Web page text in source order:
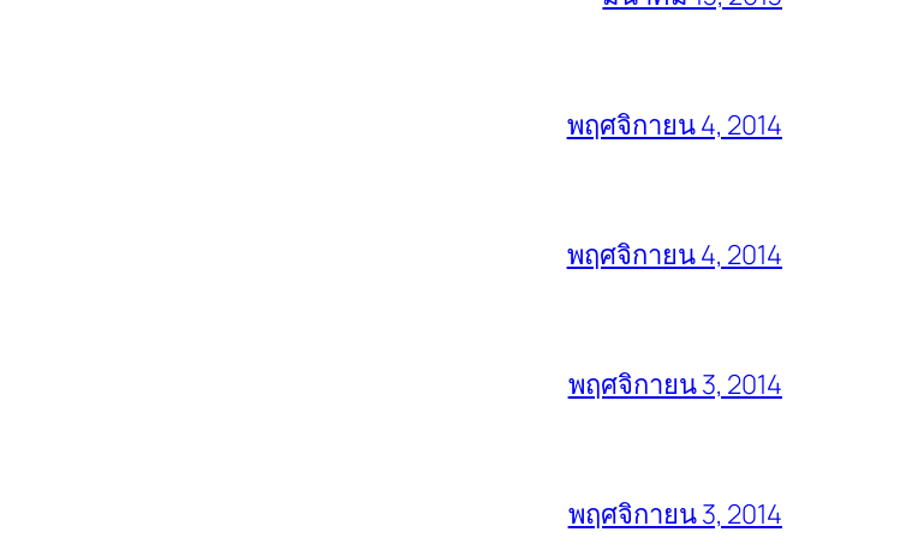
พฤศจิกายน 4, 2014
พฤศจิกายน 4, 2014
พฤศจิกายน 3, 2014
พฤศจิกายน 3, 2014